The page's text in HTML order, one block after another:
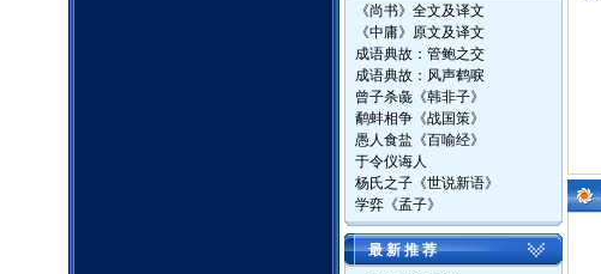
《尚书》全文及译文
《中庸》原文及译文
成语典故：管鲍之交
成语典故：风声鹤唳
曾子杀彘《韩非子》
鹬蚌相争《战国策》
愚人食盐《百喻经》
于令仪诲人
杨氏之子《世说新语》
学弈《孟子》
最 新 推 荐